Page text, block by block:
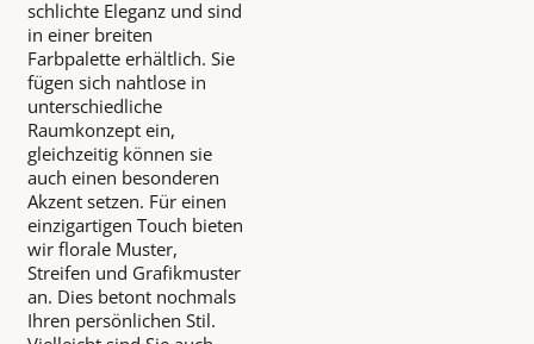
schlichte Eleganz und sind
in einer breiten
Farbpalette erhältlich. Sie
fügen sich nahtlose in
unterschiedliche
Raumkonzept ein,
gleichzeitig können sie
auch einen besonderen
Akzent setzen. Für einen
einzigartigen Touch bieten
wir florale Muster,
Streifen und Grafikmuster
an. Dies betont nochmals
Ihren persönlichen Stil.